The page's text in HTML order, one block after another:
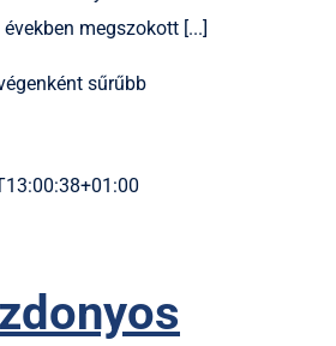
megszokott [...]
sűrűbb